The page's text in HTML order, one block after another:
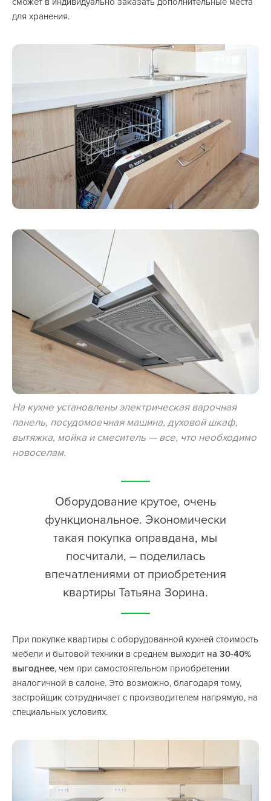
для хранения.
На кухне установлены электрическая варочная
панель, посудомоечная машина, духовой шкаф,
вытяжка, мойка и смеситель — все, что необходимо
новоселам.
Оборудование крутое, очень
функциональное. Экономически
такая покупка оправдана, мы
посчитали, – поделилась
впечатлениями от приобретения
квартиры Татьяна Зорина.
При покупке квартиры с оборудованной кухней стоимость
мебели и бытовой техники в среднем выходит на 30-40%
выгоднее, чем при самостоятельном приобретении
аналогичной в салоне. Это возможно, благодаря тому,
застройщик сотрудничает с производителем напрямую, на
специальных условиях.